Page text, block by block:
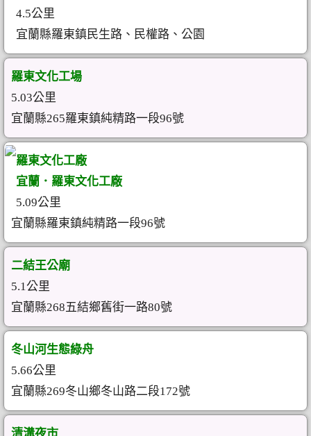
4.5公里
宜蘭縣羅東鎮民生路、民權路、公園
羅東文化工場
5.03公里
宜蘭縣265羅東鎮純精路一段96號
羅東文化工廠
宜蘭．羅東文化工廠
5.09公里
宜蘭縣羅東鎮純精路一段96號
二結王公廟
5.1公里
宜蘭縣268五結鄉舊街一路80號
冬山河生態綠舟
5.66公里
宜蘭縣269冬山鄉冬山路二段172號